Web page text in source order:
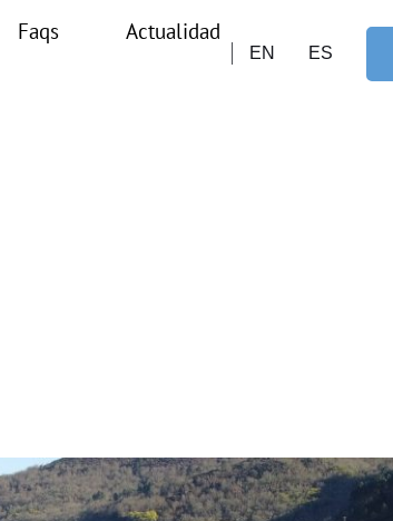
Faqs Actualidad
EN ES